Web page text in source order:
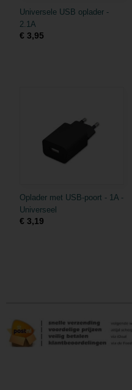
Universele USB oplader -
2.1A
€ 3,95
Oplader met USB-poort - 1A -
Universeel
€ 3,19